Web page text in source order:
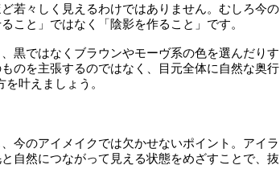
若々しく見えるわけではありません。むしろ今の
こと」ではなく「陰影を作ること」です。
黒ではなくブラウンやモーヴ系の色を選んだりす
のを主張するのではなく、目元全体に自然な奥行
叶えましょう。
今のアイメイクでは欠かせないポイント。アイラ
自然につながって見える状態をめざすことで、抜